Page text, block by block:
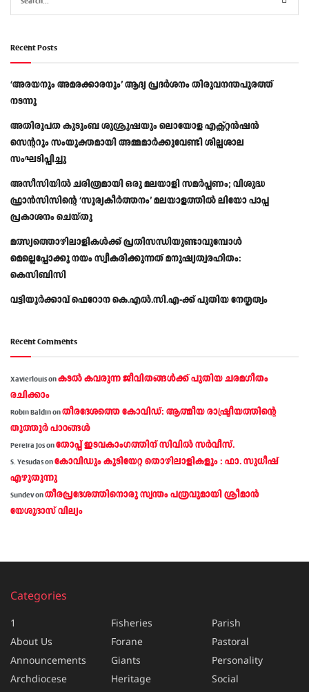
Recent Posts
‘അരയനും അമരക്കാരനും’ ആദ്യ പ്രദർശനം തിരുവനന്തപുരത്ത്
നടന്നു
അതിരൂപത കുടുംബ ശുശ്രൂഷയും ലൊയോള എക്സ്റ്റൻഷൻ
സെന്ററും സംയുക്തമായി അമ്മമാർക്കുവേണ്ടി ശില്പശാല
സംഘടിപ്പിച്ചു
അസീസിയിൽ ചരിത്രമായി ഒരു മലയാളി സമർപ്പണം; വിശുദ്ധ
ഫ്രാൻസിസിന്റെ ‘സൂര്യകീർത്തനം’ മലയാളത്തിൽ ലിയോ പാപ്പ
പ്രകാശനം ചെയ്തു
മത്സ്യത്തൊഴിലാളികള്‍ക്ക് പ്രതിസന്ധിയുണ്ടാവുമ്പോള്‍
മെല്ലെപ്പോക്കു നയം സ്വീകരിക്കുന്നത് മനുഷ്യത്വരഹിതം:
കെസിബിസി
വട്ടിയൂർക്കാവ് ഫെറോന കെ.എൽ.സി.എ-ക്ക് പുതിയ നേതൃത്വം
Recent Comments
Xavierlouisonകടല്‍ കവരുന്ന ജീവിതങ്ങള്‍ക്ക് പുതിയ ചരമഗീതം
രചിക്കാം
Robin Baldinonതീരദേശത്തെ കോവിഡ്: ആത്മീയ രാഷ്ട്രീയത്തിന്റെ
തൂത്തൂര്‍ പാഠങ്ങൾ
Pereira Josonതോപ്പ് ഇടവകാംഗത്തിന് സിവിൽ സർവീസ്.
S. Yesudasonകോവിഡും കുടിയേറ്റ തൊഴിലാളികളും : ഫാ. സുധീഷ്
എഴുതുന്നു
Sundevonതീരപ്രദേശത്തിനൊരു സ്വന്തം പത്രവുമായി ശ്രീമാന്‍
യേശുദാസ് വില്യം
Categories
1
About Us
Announcements
Archdiocese
Fisheries
Forane
Giants
Heritage
Parish
Pastoral
Personality
Social